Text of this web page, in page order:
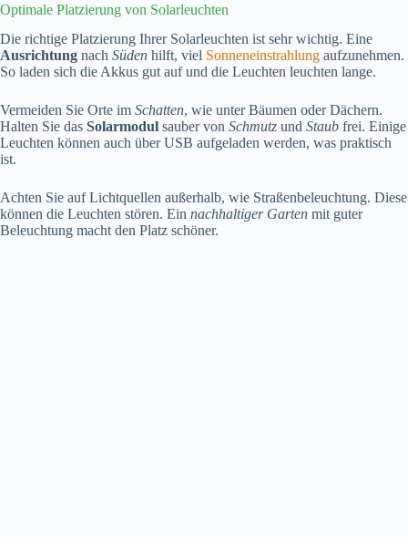
Optimale Platzierung von Solarleuchten
Die richtige Platzierung Ihrer Solarleuchten ist sehr wichtig. Eine
Ausrichtung nach Süden hilft, viel Sonneneinstrahlung aufzunehmen.
So laden sich die Akkus gut auf und die Leuchten leuchten lange.
Vermeiden Sie Orte im Schatten, wie unter Bäumen oder Dächern.
Halten Sie das Solarmodul sauber von Schmutz und Staub frei. Einige
Leuchten können auch über USB aufgeladen werden, was praktisch
ist.
Achten Sie auf Lichtquellen außerhalb, wie Straßenbeleuchtung. Diese
können die Leuchten stören. Ein nachhaltiger Garten mit guter
Beleuchtung macht den Platz schöner.